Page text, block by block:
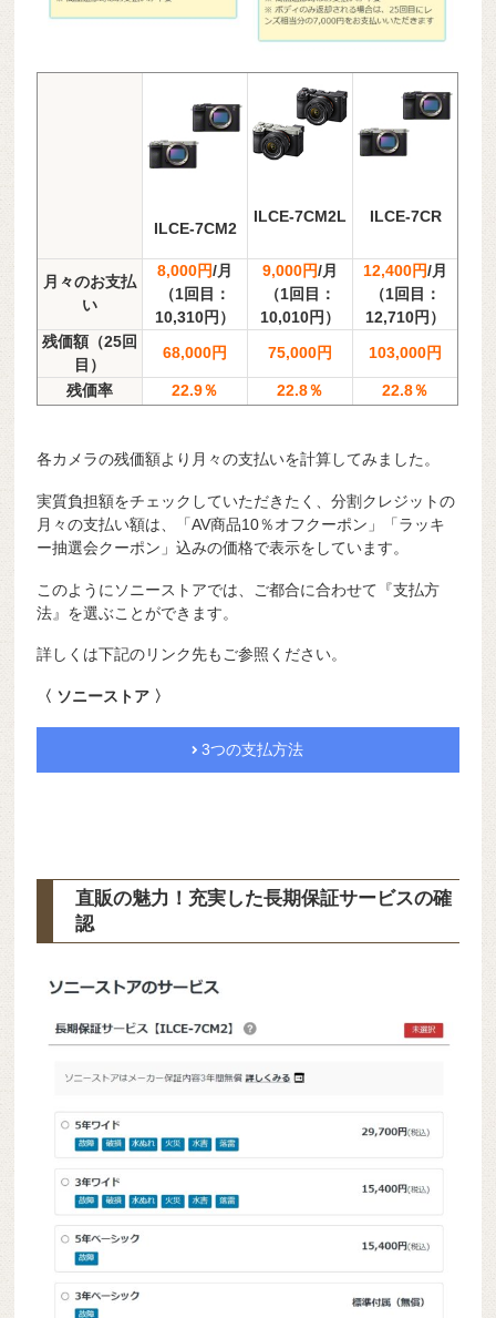
ILCE-7CM2
ILCE-7CM2L ILCE-7CR
月々のお支払
い
8,000円/月
（1回目：
10,310円）
9,000円/月
（1回目：
10,010円）
12,400円/月
（1回目：
12,710円）
残価額（25回
目）
68,000円 75,000円 103,000円
残価率 22.9％ 22.8％ 22.8％
各カメラの残価額より月々の支払いを計算してみました。
実質負担額をチェックしていただきたく、分割クレジットの
月々の支払い額は、「AV商品10％オフクーポン」「ラッキ
ー抽選会クーポン」込みの価格で表示をしています。
このようにソニーストアでは、ご都合に合わせて『支払方
法』を選ぶことができます。
詳しくは下記のリンク先もご参照ください。
〈 ソニーストア 〉
3つの支払方法
直販の魅力！充実した長期保証サービスの確
認